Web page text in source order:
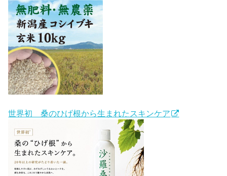
世界初 桑のひげ根から生まれたスキンケア